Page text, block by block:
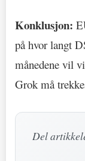
Konklusjon:
på hvor langt
månedene vil
Grok må
Del